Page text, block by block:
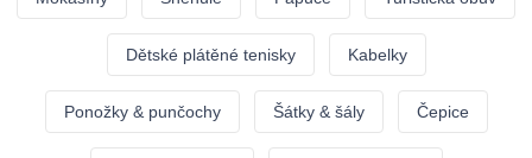
Dětské plátěné tenisky Kabelky
Ponožky & punčochy Šátky & šály Čepice